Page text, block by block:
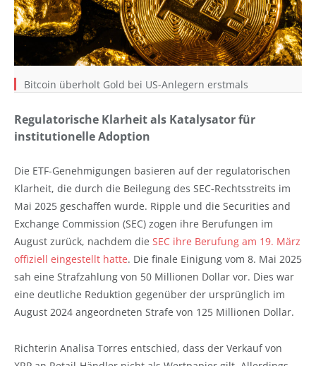
Bitcoin überholt Gold bei US-Anlegern erstmals
Regulatorische Klarheit als Katalysator für
institutionelle Adoption
Die ETF-Genehmigungen basieren auf der regulatorischen
Klarheit, die durch die Beilegung des SEC-Rechtsstreits im
Mai 2025 geschaffen wurde. Ripple und die Securities and
Exchange Commission (SEC) zogen ihre Berufungen im
August zurück, nachdem die SEC ihre Berufung am 19. März
offiziell eingestellt hatte. Die finale Einigung vom 8. Mai 2025
sah eine Strafzahlung von 50 Millionen Dollar vor. Dies war
eine deutliche Reduktion gegenüber der ursprünglich im
August 2024 angeordneten Strafe von 125 Millionen Dollar.
Richterin Analisa Torres entschied, dass der Verkauf von